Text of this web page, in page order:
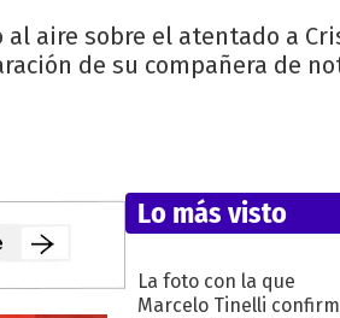
aire sobre el atentado a
de su compañera de
Lo más visto
La foto con la que
Marcelo Tinelli